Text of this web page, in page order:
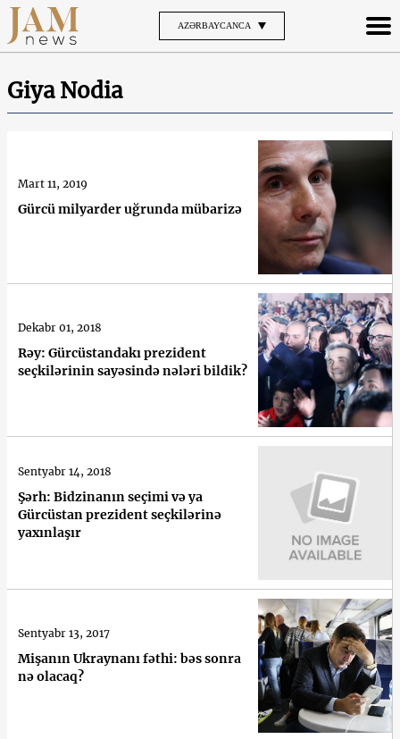
AZƏRBAYCANCA
Giya Nodia
Gürcü milyarder uğrunda mübarizə
Mart 11, 2019
Rəy: Gürcüstandakı prezident
seçkilərinin sayəsində nələri bildik?
Dekabr 01, 2018
Şərh: Bidzinanın seçimi və ya
Gürcüstan prezident seçkilərinə
yaxınlaşır
Sentyabr 14, 2018
Mişanın Ukraynanı fəthi: bəs sonra
nə olacaq?
Sentyabr 13, 2017